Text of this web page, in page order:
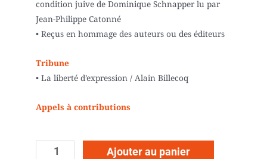
condition juive de Dominique Schnapper lu par
Jean-Philippe Catonné
• Reçus en hommage des auteurs ou des éditeurs
Tribune
• La liberté d’expression / Alain Billecoq
Appels à contributions
Ajouter au panier